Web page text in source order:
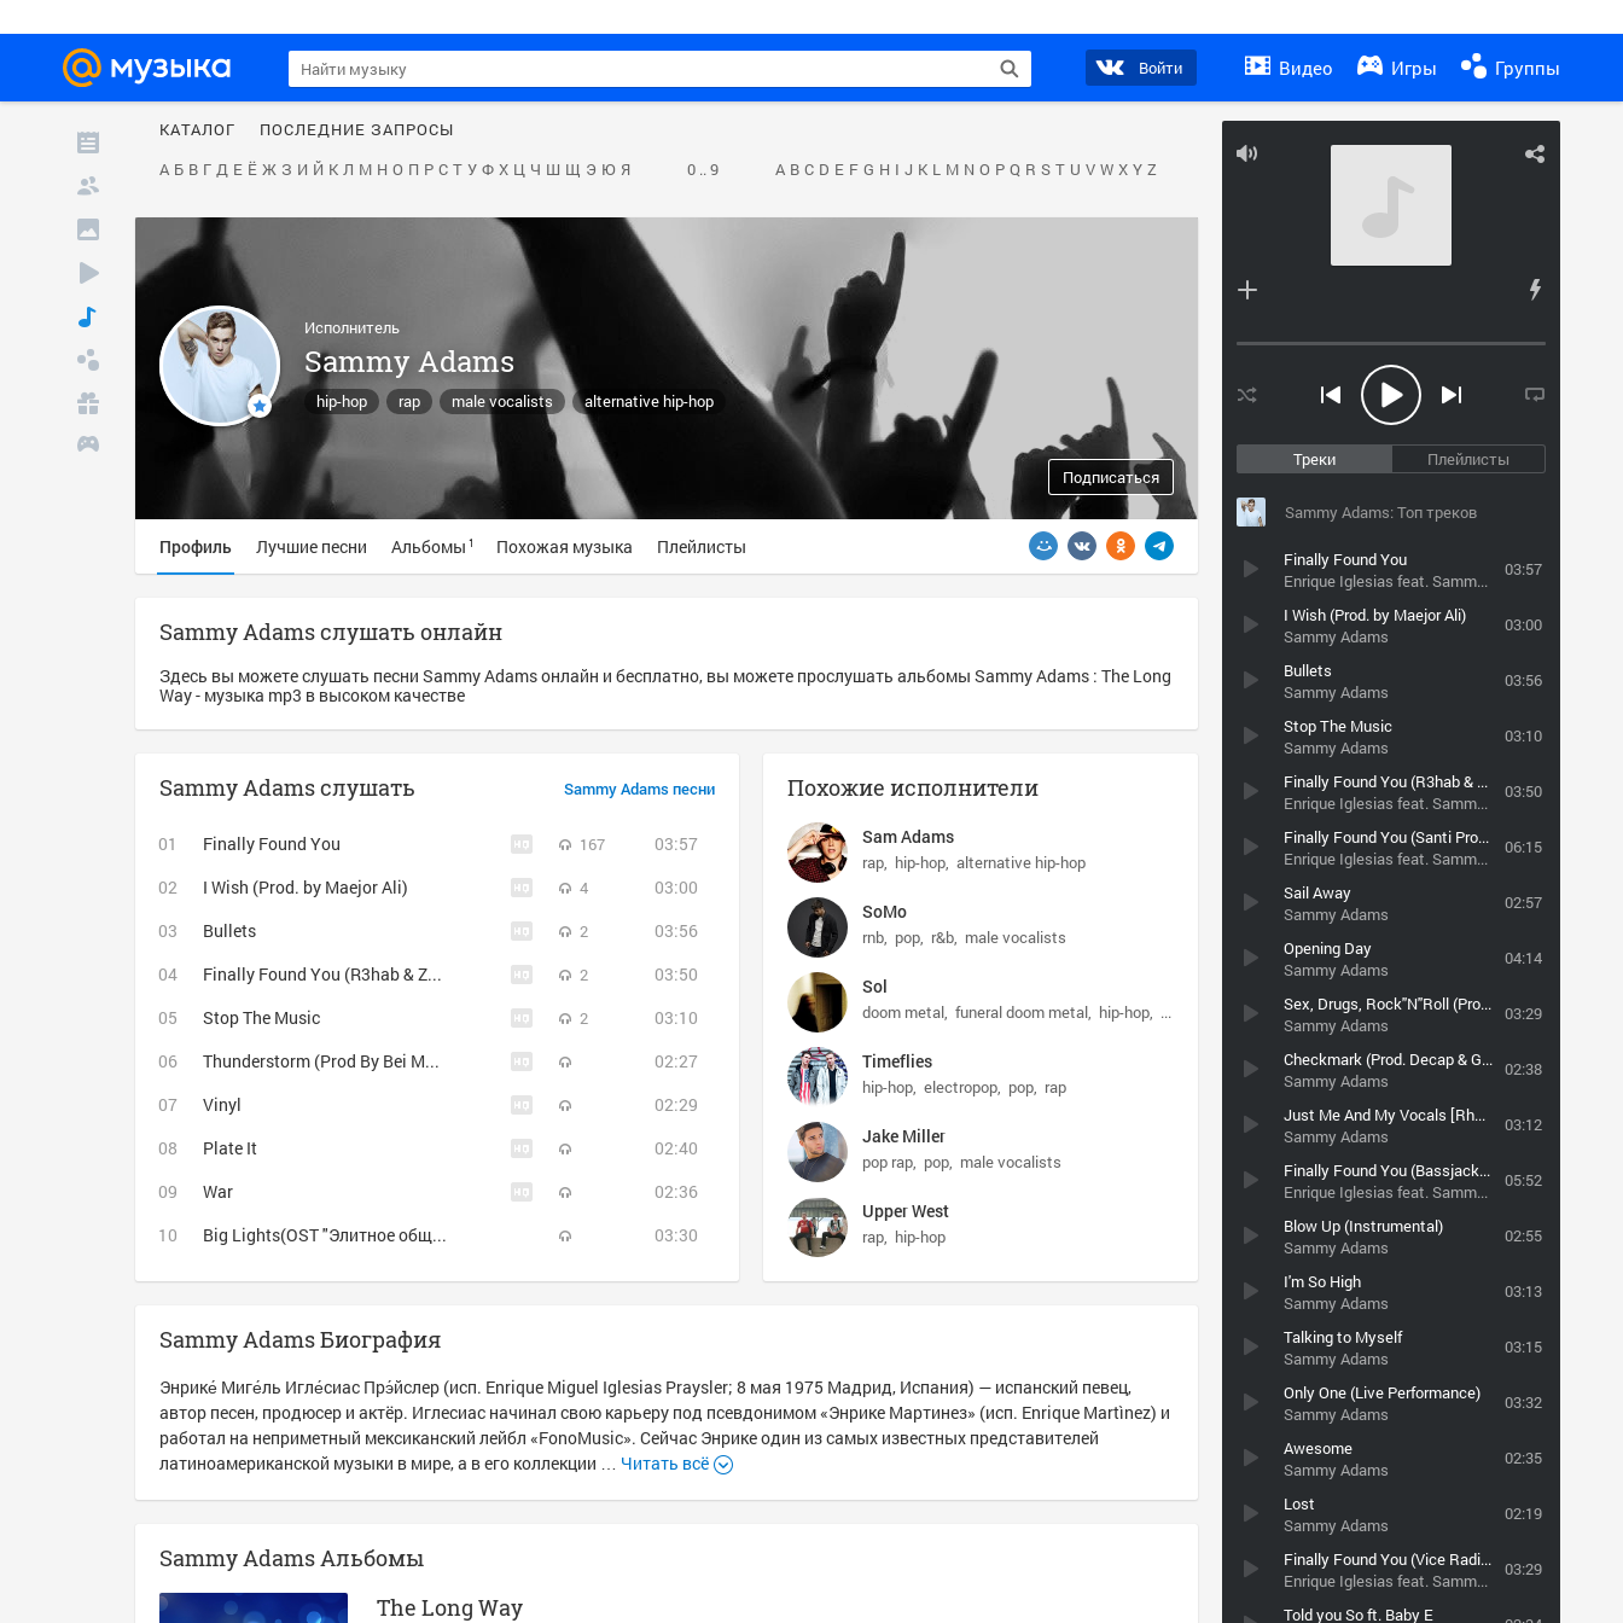
Войти Видео Игры Группы
Треки Плейлисты
Sammy Adams: Топ треков
Finally Found You
Enrique Iglesias feat. Sammy Adams
03:57
I Wish (Prod. by Maejor Ali)
Sammy Adams
03:00
Bullets
Sammy Adams
03:56
Stop The Music
Sammy Adams
03:10
Finally Found You (R3hab & ZROQ Remix).
Enrique Iglesias feat. Sammy Adams
03:50
Finally Found You (Santi Provenzano Remix)
Enrique Iglesias feat. Sammy Adams
06:15
Sail Away
Sammy Adams
02:57
Opening Day
Sammy Adams
04:14
Sex, Drugs, Rock''N''Roll (Prod By JOB)
Sammy Adams
03:29
Checkmark (Prod. Decap & God.Damn.Chan)
Sammy Adams
02:38
Just Me And My Vocals [Rhymes & Punches]
Sammy Adams
03:12
Finally Found You (Bassjackers Remix)
Enrique Iglesias feat. Sammy Adams
05:52
Blow Up (Instrumental)
Sammy Adams
02:55
I'm So High
Sammy Adams
03:13
Talking to Myself
Sammy Adams
03:15
Only One (Live Performance)
Sammy Adams
03:32
Awesome
Sammy Adams
02:35
Lost
Sammy Adams
02:19
Finally Found You (Vice Radio Edit)
Enrique Iglesias feat. Sammy Adams
03:29
Told you So ft. Baby E
КАТАЛОГ
ПОСЛЕДНИЕ ЗАПРОСЫ
А Б В Г Д Е Ё Ж З И Й К Л М Н О П Р С Т У Ф Х Ц Ч Ш Щ Э Ю Я 0 .. 9 A B C D E F G H I J K L M N O P Q R S T U V W X Y Z
Исполнитель
Sammy Adams
hip-hop rap male vocalists alternative hip-hop
Подписаться
Профиль Лучшие песни Альбомы 1 Похожая музыка Плейлисты
Sammy Adams слушать онлайн
Здесь вы можете слушать песни Sammy Adams онлайн и бесплатно, вы можете прослушать альбомы Sammy Adams : The Long
Way - музыка mp3 в высоком качестве
Sammy Adams песни
Sammy Adams слушать
Finally Found You 167
03:57
I Wish (Prod. by Maejor Ali)
4
03:00
Bullets
2
03:56
Finally Found You (R3hab & ZROQ Remix).
2
03:50
Stop The Music
2
03:10
Thunderstorm (Prod By Bei Major)
02:27
Vinyl
02:29
Plate It
02:40
War
02:36
Big Lights(OST "Элитное общество")
03:30
Похожие исполнители
Sam Adams
rap hip-hop alternative hip-hop
SoMo
rnb pop r&b male vocalists
Sol
doom metal funeral doom metal hip-hop funeral doom
Timeflies
hip-hop electropop pop rap
Jake Miller
pop rap pop male vocalists
Upper West
rap hip-hop
Sammy Adams Биография
Энрике́ Миге́ль Игле́сиас Прэ́йслер (исп. Enrique Miguel Iglesias Praysler; 8 мая 1975 Мадрид, Испания) — испанский певец,
автор песен, продюсер и актёр. Иглесиас начинал свою карьеру под псевдонимом «Энрике Мартинез» (исп. Enrique Martìnez) и
работал на неприметный мексиканский лейбл «FonoMusic». Сейчас Энрике один из самых известных представителей
латиноамериканской музыки в мире, а в его коллекции … Читать всё
Sammy Adams Альбомы
The Long Way